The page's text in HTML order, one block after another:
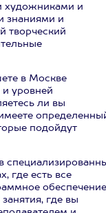
художниками и
знаниями и
творческий
в Москве
и уровней
ли вы
подойдут
где есть все
где вы